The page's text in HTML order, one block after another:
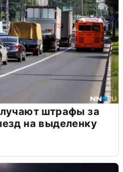
штрафы за
на выделенку